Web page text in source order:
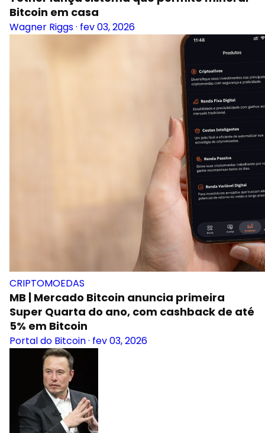
Bitcoin em casa
Wagner Riggs· fev 03, 2026
CRIPTOMOEDAS
MB | Mercado Bitcoin anuncia primeira
Super Quarta do ano, com cashback de até
5% em Bitcoin
Portal do Bitcoin· fev 03, 2026